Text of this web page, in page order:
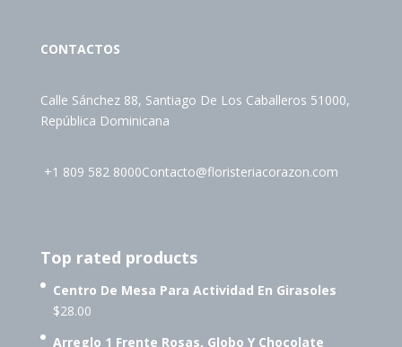
CONTACTOS
Calle Sánchez 88, Santiago De Los Caballeros 51000,
República Dominicana
+1 809 582 8000Contacto@floristeriacorazon.com
Top rated products
Centro De Mesa Para Actividad En Girasoles
$28.00
Arreglo 1 Frente Rosas, Globo Y Chocolate